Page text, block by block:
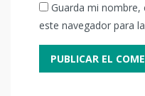
Guarda mi
este navegador para